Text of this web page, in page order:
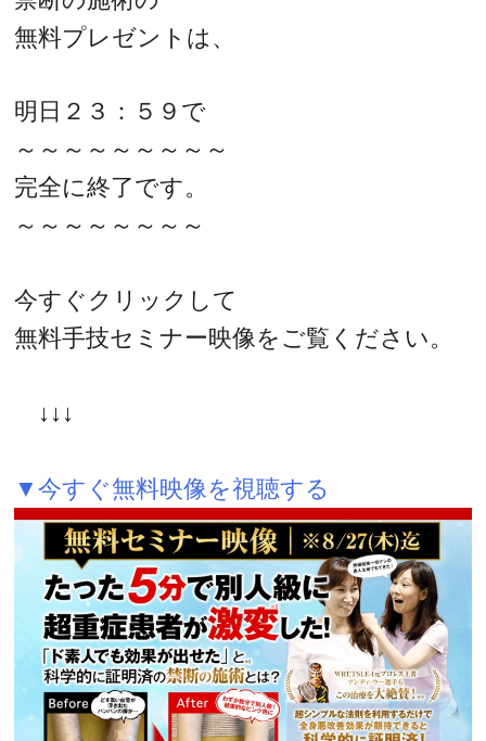
無料プレゼントは、
明日２３：５９で
～～～～～～～～～
完全に終了です。
～～～～～～～～
今すぐクリックして
無料手技セミナー映像をご覧ください。
↓↓↓
▼今すぐ無料映像を視聴する